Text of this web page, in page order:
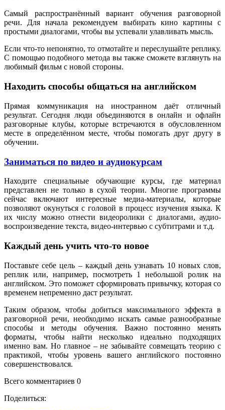
Самый распространённый вариант обучения разговорной
речи. Для начала рекомендуем выбирать кино картины с
простыми диалогами, чтобы вы успевали улавливать мысль.
Если что-то непонятно, то отмотайте и переслушайте реплику.
С помощью подобного метода вы также сможете взглянуть на
любимый фильм с новой стороны.
Находить способы общаться на английском
Прямая коммуникация на иностранном даёт отличный
результат. Сегодня люди объединяются в онлайн и офлайн
разговорные клубы, которые встречаются в обусловленном
месте в определённом месте, чтобы помогать друг другу в
обучении.
Заниматься по видео и аудиокурсам
Находите специальные обучающие курсы, где материал
представлен не только в сухой теории. Многие программы
сейчас включают интересные медиа-материалы, которые
позволяют окунуться с головой в процесс изучения языка. К
их числу можно отнести видеоролики с диалогами, аудио-
воспроизведение текста, видео-интервью с субтитрами и т.д.
Каждый день учить что-то новое
Поставьте себе цель – каждый день узнавать 10 новых слов,
реплик или, например, посмотреть 1 небольшой ролик на
английском. Это поможет сформировать привычку, которая со
временем непременно даст результат.
Таким образом, чтобы добиться максимального эффекта в
разговорной речи, необходимо искать самые разнообразные
способы и методы обучения. Важно постоянно менять
форматы, чтобы найти несколько идеально подходящих
именно вам. Но главное – не забывайте совмещать теорию с
практикой, чтобы уровень вашего английского постоянно
совершенствовался.
Всего комментариев 0
Поделиться: